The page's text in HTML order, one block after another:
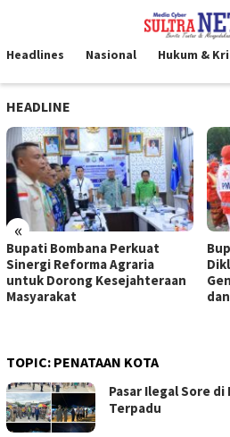
kontenMobile
Headlines Nasional Hukum &
HEADLINE
«
Bupati Bombana Perkuat
Sinergi Reforma Agraria
untuk Dorong Kesejahteraan
Masyarakat
TOPIC: PENATAAN KOTA
Pasar Ilegal Sore
Terpadu